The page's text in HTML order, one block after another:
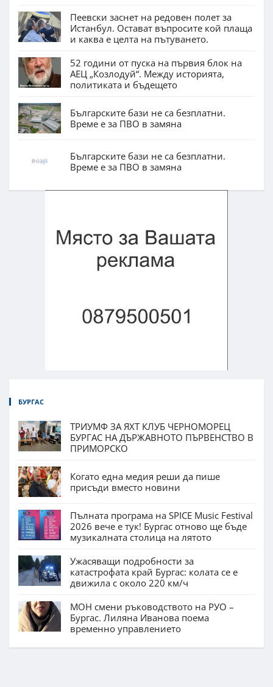
Пеевски заснет на редовен полет за
Истанбул. Остават въпросите кой плаща
и каква е целта на пътуването.
52 години от пуска на първия блок на
АЕЦ „Козлодуй“. Между историята,
политиката и бъдещето
Българските бази не са безплатни.
Време е за ПВО в замяна
Българските бази не са безплатни.
Време е за ПВО в замяна
БУРГАС
ТРИУМФ ЗА ЯХТ КЛУБ ЧЕРНОМОРЕЦ
БУРГАС НА ДЪРЖАВНОТО ПЪРВЕНСТВО В
ПРИМОРСКО
Когато една медия реши да пише
присъди вместо новини
Пълната програма на SPICE Music Festival
2026 вече е тук! Бургас отново ще бъде
музикалната столица на лятото
Ужасяващи подробности за
катастрофата край Бургас: колата се е
движила с около 220 км/ч
МОН смени ръководството на РУО –
Бургас. Лиляна Иванова поема
временно управлението